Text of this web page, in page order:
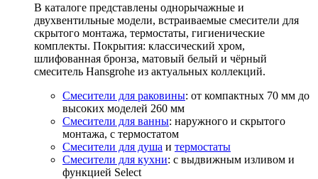
В каталоге представлены однорычажные и
двухвентильные модели, встраиваемые смесители для
скрытого монтажа, термостаты, гигиенические
комплекты. Покрытия: классический хром,
шлифованная бронза, матовый белый и чёрный
смеситель Hansgrohe из актуальных коллекций.
Смесители для раковины: от компактных 70 мм до
высоких моделей 260 мм
Смесители для ванны: наружного и скрытого
монтажа, с термостатом
Смесители для душа и термостаты
Смесители для кухни: с выдвижным изливом и
функцией Select